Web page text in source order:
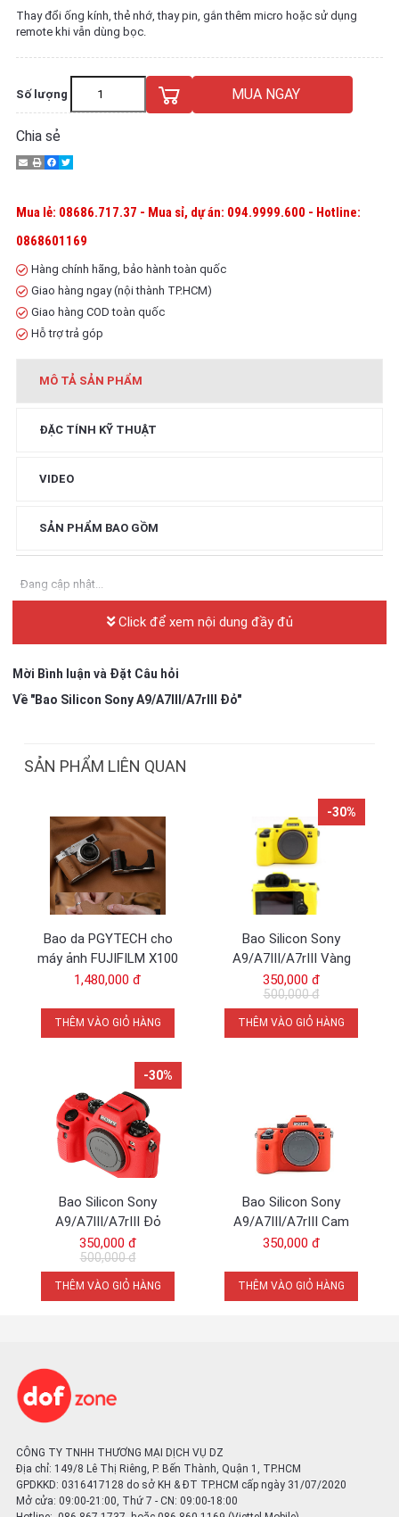
Thay đổi ống kính, thẻ nhớ, thay pin, gắn thêm micro hoặc sử dụng
remote khi vẫn dùng bọc.
Số lượng MUA NGAY
Chia sẻ
Mua lẻ: 08686.717.37 - Mua sỉ, dự án: 094.9999.600 - Hotline:
0868601169
Hàng chính hãng, bảo hành toàn quốc
Giao hàng ngay (nội thành TP.HCM)
Giao hàng COD toàn quốc
Hỗ trợ trả góp
MÔ TẢ SẢN PHẨM
ĐẶC TÍNH KỸ THUẬT
VIDEO
SẢN PHẨM BAO GỒM
Đang cập nhật...
Click để xem nội dung đầy đủ
Mời Bình luận và Đặt Câu hỏi
Về "Bao Silicon Sony A9/A7III/A7rIII Đỏ"
SẢN PHẨM LIÊN QUAN
Bao da PGYTECH cho
máy ảnh FUJIFILM X100
VI | Chính Hãng
1,480,000 đ
THÊM VÀO GIỎ HÀNG
-30%
Bao Silicon Sony
A9/A7III/A7rIII Vàng
350,000 đ
500,000 đ
THÊM VÀO GIỎ HÀNG
-30%
Bao Silicon Sony
A9/A7III/A7rIII Đỏ
350,000 đ
500,000 đ
THÊM VÀO GIỎ HÀNG
Bao Silicon Sony
A9/A7III/A7rIII Cam
350,000 đ
THÊM VÀO GIỎ HÀNG
CÔNG TY TNHH THƯƠNG MẠI DỊCH VỤ DZ
Địa chỉ: 149/8 Lê Thị Riêng, P. Bến Thành, Quận 1, TP.HCM
GPDKKD: 0316417128 do sở KH & ĐT TP.HCM cấp ngày 31/07/2020
Mở cửa: 09:00-21:00, Thứ 7 - CN: 09:00-18:00